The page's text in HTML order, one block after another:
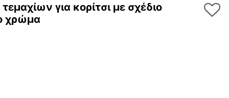
για κορίτσι με σχέδιο
χρώμα